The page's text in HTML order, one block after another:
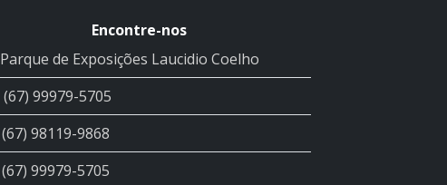
Encontre-nos
Parque de Exposições Laucidio Coelho
(67) 99979-5705
(67) 98119-9868
(67) 99979-5705